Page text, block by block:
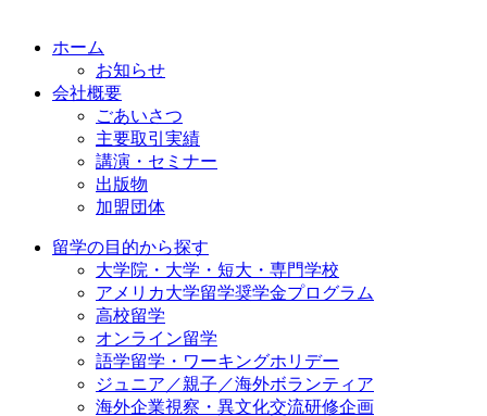
ホーム
お知らせ
会社概要
ごあいさつ
主要取引実績
講演・セミナー
出版物
加盟団体
留学の目的から探す
大学院・大学・短大・専門学校
アメリカ大学留学奨学金プログラム
高校留学
オンライン留学
語学留学・ワーキングホリデー
ジュニア／親子／海外ボランティア
海外企業視察・異文化交流研修企画